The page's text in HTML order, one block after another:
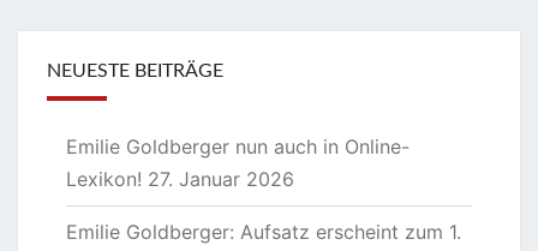
NEUESTE BEITRÄGE
Emilie Goldberger nun auch in Online-
Lexikon! 27. Januar 2026
Emilie Goldberger: Aufsatz erscheint zum 1.